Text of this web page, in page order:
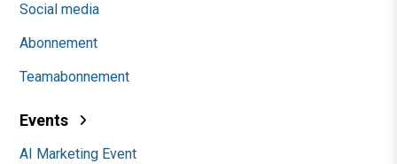
Social media
Abonnement
Teamabonnement
Events
AI Marketing Event